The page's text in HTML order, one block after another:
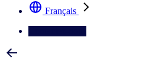
Français